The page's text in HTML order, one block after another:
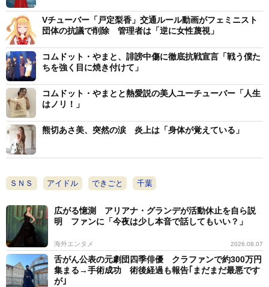
戸定梨香を管理する「Ａｒｔ Ｓｔｏｎｅ Ｅｎｔｅ
ｒｔａｉｎｍｅｎｔ」代表の板倉節子氏は、よろず～ニ
ュースの取材に応じ、増田議員のツイッター発言につい
て言及「責任感がないのかなと。千葉県警の責任とする
のであれば、抗議の文章の意味は何だったのか、なおさ
ら答えるべきではないかと思います」と失望感を示し
た。
削除後も千葉県警松戸署とは連絡を取り合っており、
「削除されて、それで終わってしまうのは嫌だと話して
います。次は戸定梨香が警察官の格好でＰＲするの動画
と…。松戸署さんも『落ち着いたら』としつつも「今の
段階で約束はできない』としておられます」と明かし
た。
その上で、戸定梨香の松戸市内での活動が滞る事への
Vチューバー「戸定梨香」交通ルール動画がフェミニスト
団体の抗議で削除 管理者は「逆に女性蔑視」
コムドット・やまと、誹謗中傷に徹底抗戦宣言「戦う僕た
ちを強く目に焼き付けて」
コムドット・やまとと熱愛説の美人ユーチューバー「人生
はノリ！」
熊切あさ美、突然の涙 炎上は「身体が覚えている」
ＳＮＳ アイドル できごと 千葉
広がる憶測 アリアナ・グランデが活動休止を自ら説
明 ファンに「今夜は少し本音で話してもいい？」
海外エンタメ 2026.08.07
舌がん公表の元劇団四季俳優 クラファンで約300万円
集まる→手術成功 術後経過も報告｢まだまだ最悪です
が｣